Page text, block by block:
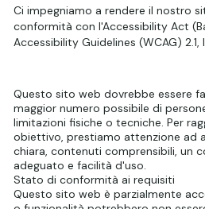
Ci impegniamo a rendere il nostro
conformità con l'Accessibility Act
Accessibility Guidelines (WCAG)
Questo sito web dovrebbe essere
maggior numero possibile di
limitazioni fisiche o tecniche. Per
obiettivo, prestiamo attenzione ad
chiara, contenuti comprensibili, un
adeguato e facilità d'uso.
Stato di conformità ai requisiti
Questo sito web è parzialmente